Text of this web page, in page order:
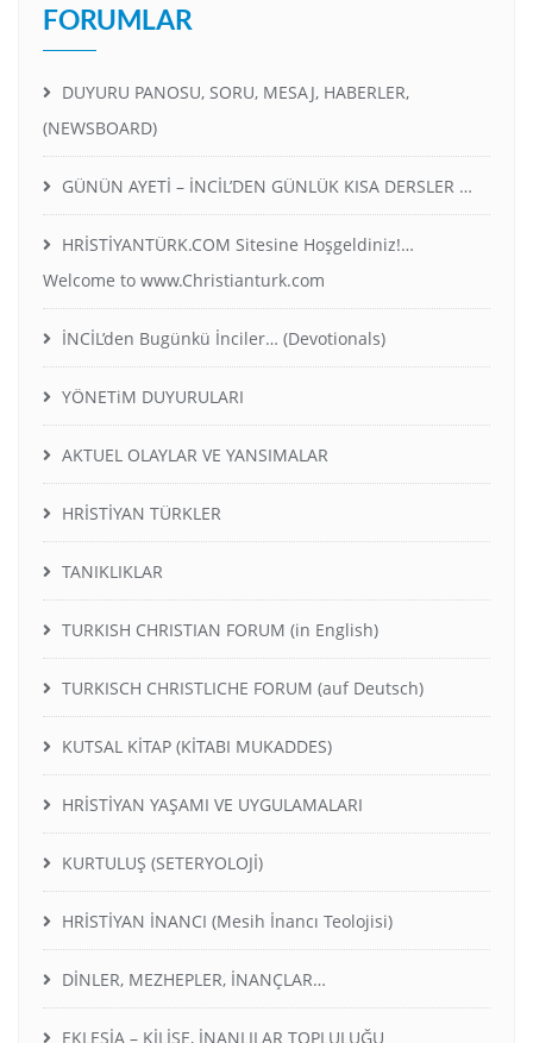
FORUMLAR
DUYURU PANOSU, SORU, MESAJ, HABERLER,
(NEWSBOARD)
GÜNÜN AYETİ – İNCİL’DEN GÜNLÜK KISA DERSLER …
HRİSTİYANTÜRK.COM Sitesine Hoşgeldiniz!…
Welcome to www.Christianturk.com
İNCİL’den Bugünkü İnciler… (Devotionals)
YÖNETiM DUYURULARI
AKTUEL OLAYLAR VE YANSIMALAR
HRİSTİYAN TÜRKLER
TANIKLIKLAR
TURKISH CHRISTIAN FORUM (in English)
TURKISCH CHRISTLICHE FORUM (auf Deutsch)
KUTSAL KİTAP (KİTABI MUKADDES)
HRİSTİYAN YAŞAMI VE UYGULAMALARI
KURTULUŞ (SETERYOLOJİ)
HRİSTİYAN İNANCI (Mesih İnancı Teolojisi)
DİNLER, MEZHEPLER, İNANÇLAR…
EKLESİA – KİLİSE, İNANLILAR TOPLULUĞU